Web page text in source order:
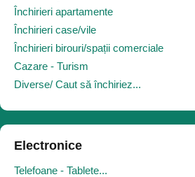
Închirieri apartamente
Închirieri case/vile
Închirieri birouri/spații comerciale
Cazare - Turism
Diverse/ Caut să închiriez...
Electronice
Telefoane - Tablete...